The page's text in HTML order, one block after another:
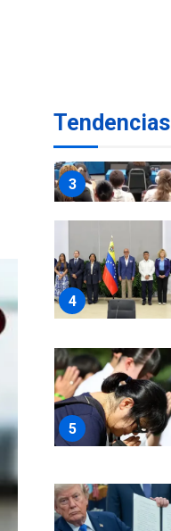
Tendencias
3
4
5